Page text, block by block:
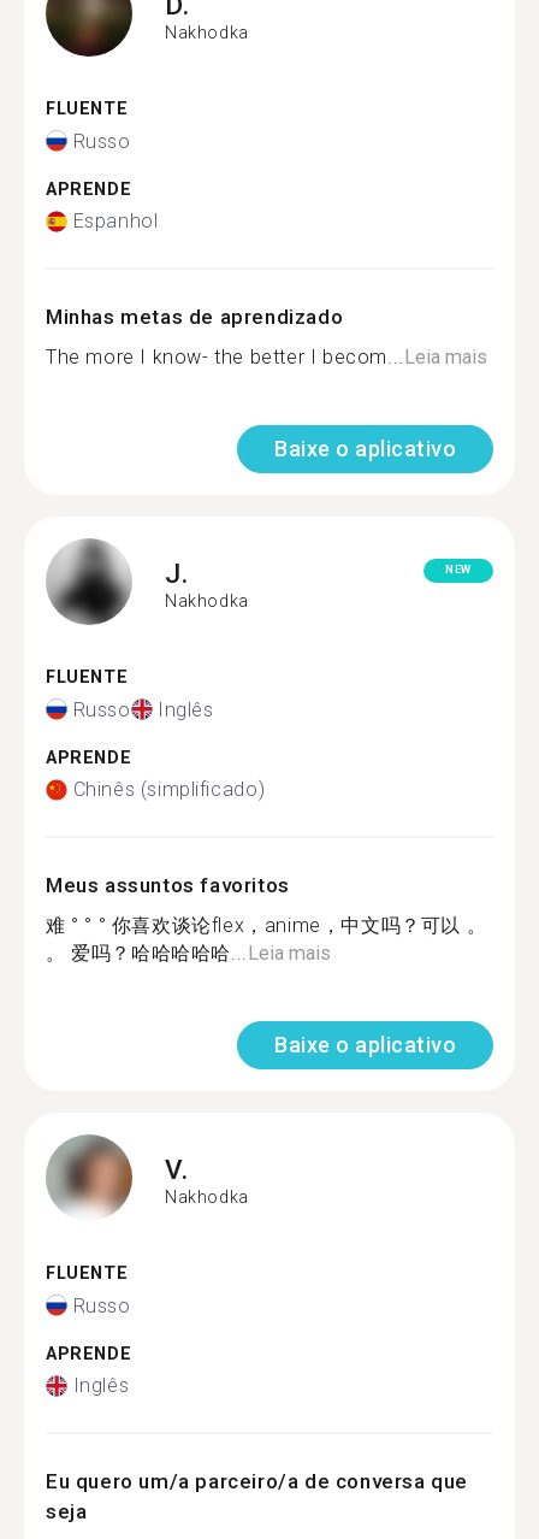
Nakhodka
FLUENTE
Russo
APRENDE
Espanhol
Minhas metas de aprendizado
The more I know- the better I becom...Leia mais
Baixe o aplicativo
J.
Nakhodka
NEW
FLUENTE
Russo Inglês
APRENDE
Chinês (simplificado)
Meus assuntos favoritos
难 ° ° ° 你喜欢谈论flex，anime，中文吗？可以 。
。 爱吗？哈哈哈哈哈...Leia mais
Baixe o aplicativo
V.
Nakhodka
FLUENTE
Russo
APRENDE
Inglês
Eu quero um/a parceiro/a de conversa que
seja